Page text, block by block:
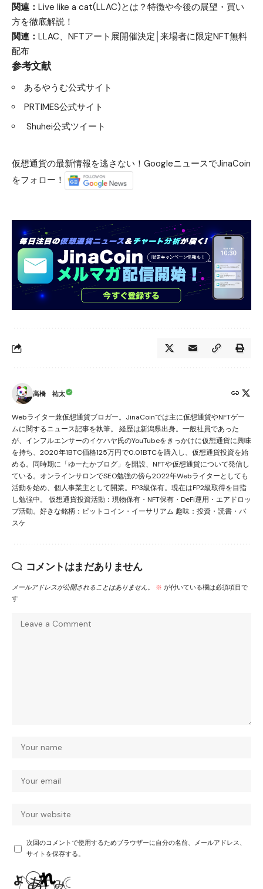
関連： Live like a cat(LLAC)とは？特徴や今後の展望・買い
方を徹底解説！
関連： LLAC、NFTアート展開催決定│来場者に限定NFT無料
配布
参考文献
あるやうむ公式サイト
PRTIMES公式サイト
Shuhei公式ツイート
仮想通貨の最新情報を逃さない！GoogleニュースでJinaCoin
をフォロー！
高橋 祐太
Webライター兼仮想通貨ブロガー。JinaCoinでは主に仮想通貨やNFTゲー
ムに関するニュース記事を執筆。 経歴は新潟県出身。一般社員であった
が、インフルエンサーのイケハヤ氏のYouTubeをきっかけに仮想通貨に興味
を持ち、2020年1BTC価格125万円で0.01BTCを購入し、仮想通貨投資を始
める。同時期に「ゆーたかブログ」を開設、NFTや仮想通貨について発信し
ている。オンラインサロンでSEO勉強の傍ら2022年Webライターとしても
活動を始め、個人事業主として開業。FP3級保有。現在はFP2級取得を目指
し勉強中。 仮想通貨投資活動：現物保有・NFT保有・DeFi運用・エアドロッ
プ活動。好きな銘柄：ビットコイン・イーサリアム 趣味：投資・読書・バ
スケ
コメントはまだありません
メールアドレスが公開されることはありません。 ※ が付いている欄は必須項目で
す
次回のコメントで使用するためブラウザーに自分の名前、メールアドレス、
サイトを保存する。